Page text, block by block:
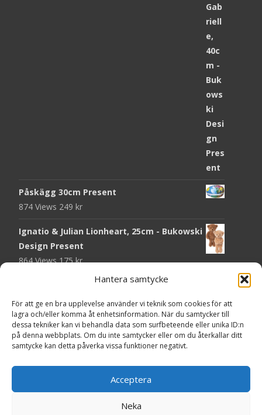
Hantera samtycke
För att ge en bra upplevelse använder vi teknik som cookies för att
lagra och/eller komma åt enhetsinformation. När du samtycker till
dessa tekniker kan vi behandla data som surfbeteende eller unika ID:n
på denna webbplats. Om du inte samtycker eller om du återkallar ditt
samtycke kan detta påverka vissa funktioner negativt.
Acceptera
Neka
Påskägg 30cm Present
874 Views 249 kr
Ignatio & Julian Lionheart, 25cm - Bukowski
Design Present
864 Views175kr
Chokladmynt Påskmotiv Present
820 Views
Kort Påskhare, 8,5x11,5 cm Present
764 Views20kr
röd - Ernst Kirchsteiger Present
720 Views89kr
Powered by WordPress, Themei-craftby TemplatesNext.